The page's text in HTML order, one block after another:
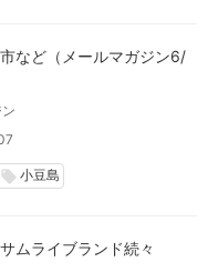
など（メールマガジン6/
local_offer 小豆島
ムライブランド続々